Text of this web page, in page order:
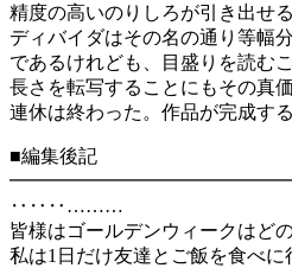
精度の高いのりしろが引き出せる
ディバイダはその名の通り等幅
であるけれども、目盛りを読むこ
長さを転写することにもその真価
連休は終わった。作品が完成す
■編集後記
‥‥‥………
皆様はゴールデンウィークはど
私は1日だけ友達とご飯を食べ